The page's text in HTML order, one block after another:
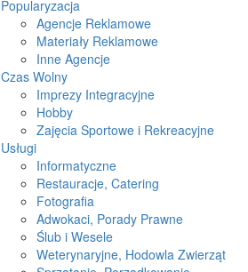
Popularyzacja
Agencje Reklamowe
Materiały Reklamowe
Inne Agencje
Czas Wolny
Imprezy Integracyjne
Hobby
Zajęcia Sportowe i Rekreacyjne
Usługi
Informatyczne
Restauracje, Catering
Fotografia
Adwokaci, Porady Prawne
Ślub i Wesele
Weterynaryjne, Hodowla Zwierząt